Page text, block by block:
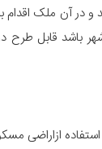
در آن ملک اقدام
استفاده